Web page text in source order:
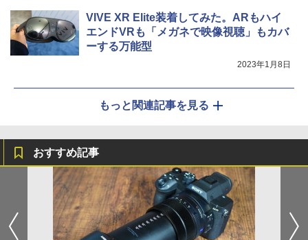
VIVE XR Elite装着してみた。ARもハイ
エンドVRも「メガネで映像視聴」もカバ
ーする万能型
2023年1月8日
もっと関連記事を見る
おすすめ記事